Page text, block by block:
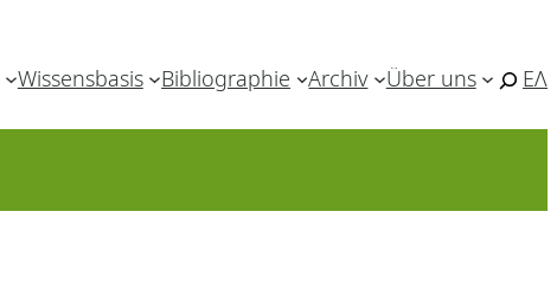
Wissensbasis Bibliographie Archiv Über uns ΕΛ